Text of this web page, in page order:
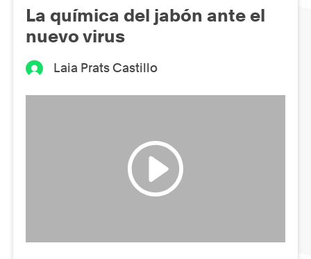
La química del jabón ante el
nuevo virus
Laia Prats Castillo